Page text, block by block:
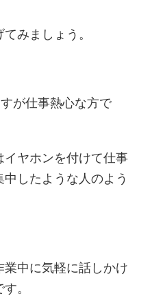
みましょう。
が仕事熱心な方で
ヤホンを付けて仕事
したような人のよう
中に気軽に話しかけ
。